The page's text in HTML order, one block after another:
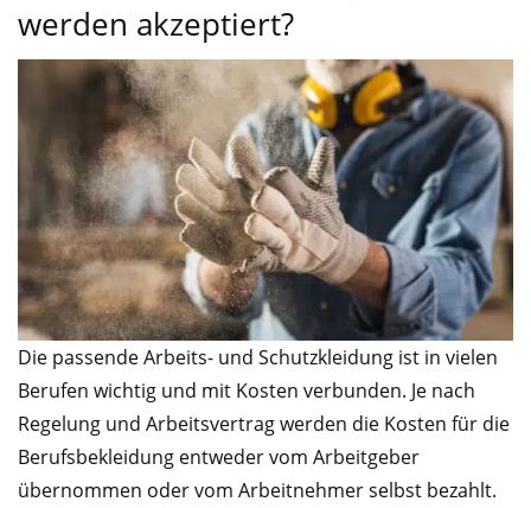
werden akzeptiert?
Die passende Arbeits- und Schutz­kleidung ist in vielen
Berufen wichtig und mit Kosten verbunden. Je nach
Regelung und Arbeitsvertrag werden die Kosten für die
Berufsbekleidung entweder vom Arbeitgeber
übernommen oder vom Arbeitnehmer selbst bezahlt.